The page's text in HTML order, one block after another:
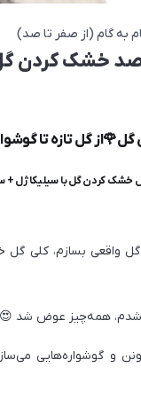
به گام (از صفر تا صد)
صد خشک کردن
گل تازه تا
خشک کردن گل با سیلیکاژل +
گل واقعی بسازم،
شدم، همه‌چیز عوض شد 😍
و گوشواره‌هایی